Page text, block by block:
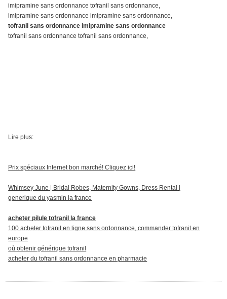
imipramine sans ordonnance tofranil sans ordonnance,
imipramine sans ordonnance imipramine sans ordonnance,
tofranil sans ordonnance imipramine sans ordonnance
tofranil sans ordonnance tofranil sans ordonnance,
Lire plus:
Prix spéciaux Internet bon marché! Cliquez ici!
Whimsey June | Bridal Robes, Maternity Gowns, Dress Rental |
generique du yasmin la france
acheter pilule tofranil la france
100 acheter tofranil en ligne sans ordonnance, commander tofranil en
europe
où obtenir générique tofranil
acheter du tofranil sans ordonnance en pharmacie